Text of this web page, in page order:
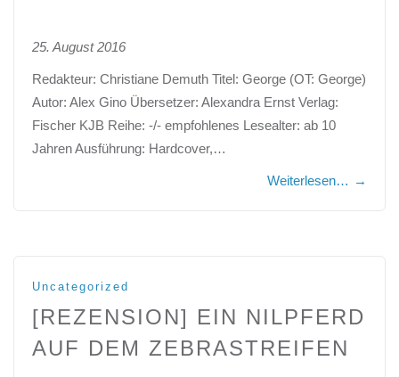
25. August 2016
Redakteur: Christiane Demuth Titel: George (OT: George)
Autor: Alex Gino Übersetzer: Alexandra Ernst Verlag:
Fischer KJB Reihe: -/- empfohlenes Lesealter: ab 10
Jahren Ausführung: Hardcover,…
Weiterlesen… →
Uncategorized
[REZENSION] EIN NILPFERD
AUF DEM ZEBRASTREIFEN